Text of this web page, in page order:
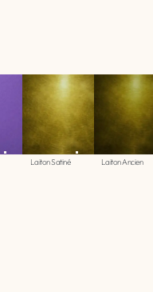
Laiton Satiné Laiton Ancien